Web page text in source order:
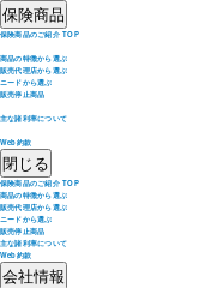
保険商品
保険商品のご紹介 TOP
商品の特徴から選ぶ
販売代理店から選ぶ
ニードから選ぶ
販売停止商品
主な諸利率について
Web約款
閉じる
保険商品のご紹介 TOP
商品の特徴から選ぶ
販売代理店から選ぶ
ニードから選ぶ
販売停止商品
主な諸利率について
Web約款
会社情報